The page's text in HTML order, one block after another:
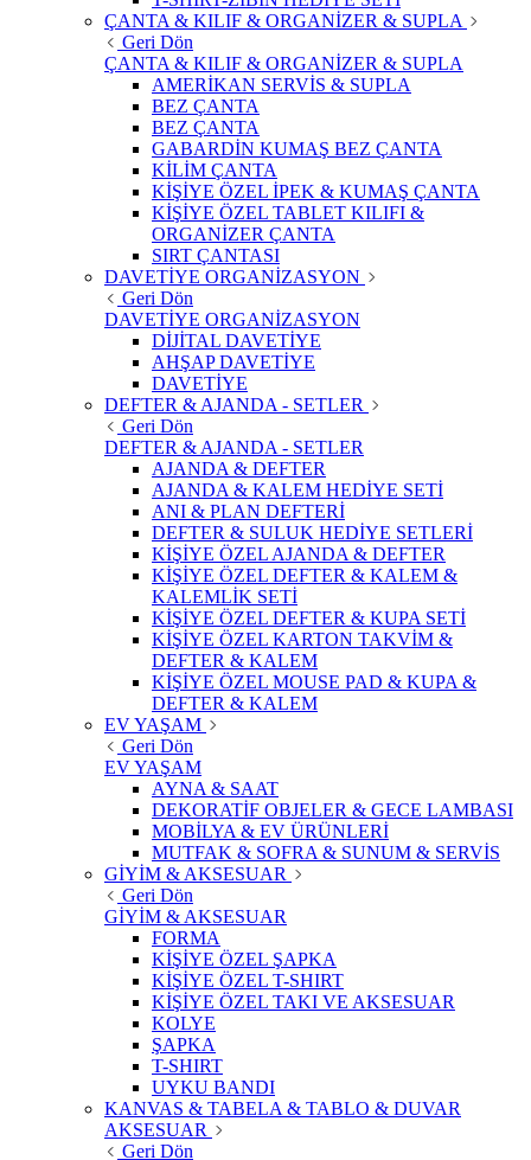
ÇANTA & KILIF & ORGANİZER & SUPLA
Geri Dön
ÇANTA & KILIF & ORGANİZER & SUPLA
AMERİKAN SERVİS & SUPLA
BEZ ÇANTA
BEZ ÇANTA
GABARDİN KUMAŞ BEZ ÇANTA
KİLİM ÇANTA
KİŞİYE ÖZEL İPEK & KUMAŞ ÇANTA
KİŞİYE ÖZEL TABLET KILIFI &
ORGANİZER ÇANTA
SIRT ÇANTASI
DAVETİYE ORGANİZASYON
Geri Dön
DAVETİYE ORGANİZASYON
DİJİTAL DAVETİYE
AHŞAP DAVETİYE
DAVETİYE
DEFTER & AJANDA - SETLER
Geri Dön
DEFTER & AJANDA - SETLER
AJANDA & DEFTER
AJANDA & KALEM HEDİYE SETİ
ANI & PLAN DEFTERİ
DEFTER & SULUK HEDİYE SETLERİ
KİŞİYE ÖZEL AJANDA & DEFTER
KİŞİYE ÖZEL DEFTER & KALEM &
KALEMLİK SETİ
KİŞİYE ÖZEL DEFTER & KUPA SETİ
KİŞİYE ÖZEL KARTON TAKVİM &
DEFTER & KALEM
KİŞİYE ÖZEL MOUSE PAD & KUPA &
DEFTER & KALEM
EV YAŞAM
Geri Dön
EV YAŞAM
AYNA & SAAT
DEKORATİF OBJELER & GECE LAMBASI
MOBİLYA & EV ÜRÜNLERİ
MUTFAK & SOFRA & SUNUM & SERVİS
GİYİM & AKSESUAR
Geri Dön
GİYİM & AKSESUAR
FORMA
KİŞİYE ÖZEL ŞAPKA
KİŞİYE ÖZEL T-SHIRT
KİŞİYE ÖZEL TAKI VE AKSESUAR
KOLYE
ŞAPKA
T-SHIRT
UYKU BANDI
KANVAS & TABELA & TABLO & DUVAR
AKSESUAR
Geri Dön